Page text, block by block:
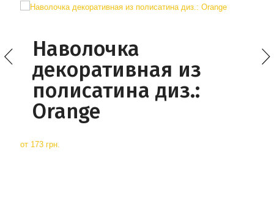
Наволочка
декоративная из
полисатина диз.:
Orange
от 173 грн.